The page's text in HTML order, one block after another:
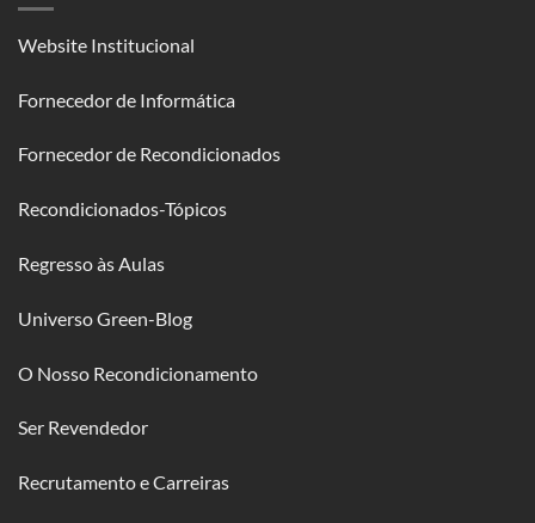
Website Institucional
Fornecedor de Informática
Fornecedor de Recondicionados
Recondicionados-Tópicos
Regresso às Aulas
Universo Green-Blog
O Nosso Recondicionamento
Ser Revendedor
Recrutamento e Carreiras